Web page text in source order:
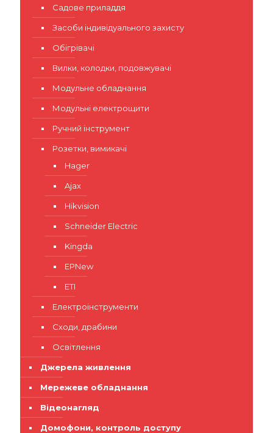
Садове приладдя
Засоби індивідуального захисту
Обігрівачі
Вилки, колодки, подовжувачі
Модульне обладнання
Модульні електрощити
Ручний інструмент
Розетки, вимикачі
Hager
Ajax
Hikvision
Schneider Electric
Kingda
EPNew
ETI
Електроінструменти
Сходи, драбини
Освітлення
Джерела живлення
Мережеве обладнання
Відеонагляд
Домофони, контроль доступу